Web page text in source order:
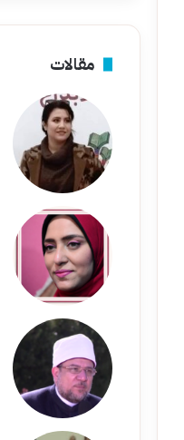
مقالات